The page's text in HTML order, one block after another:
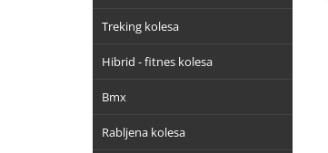
Treking kolesa
Hibrid - fitnes kolesa
Bmx
Rabljena kolesa